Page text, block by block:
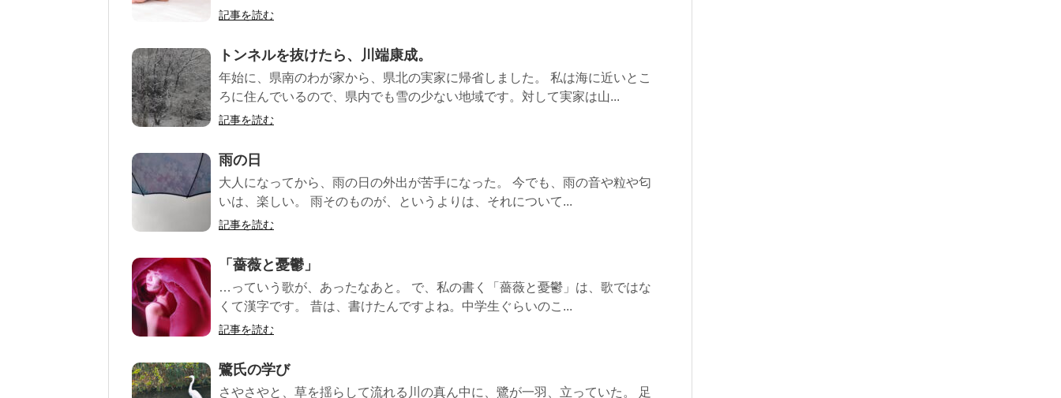
記事を読む
トンネルを抜けたら、川端康成。
年始に、県南のわが家から、県北の実家に帰省しました。 私は海に近いとこ
ろに住んでいるので、県内でも雪の少ない地域です。対して実家は山...
記事を読む
雨の日
大人になってから、雨の日の外出が苦手になった。 今でも、雨の音や粒や匂
いは、楽しい。 雨そのものが、というよりは、それについて...
記事を読む
「薔薇と憂鬱」
…っていう歌が、あったなあと。 で、私の書く「薔薇と憂鬱」は、歌ではな
くて漢字です。 昔は、書けたんですよね。中学生ぐらいのこ...
記事を読む
鷺氏の学び
さやさやと、草を揺らして流れる川の真ん中に、鷺が一羽、立っていた。 足